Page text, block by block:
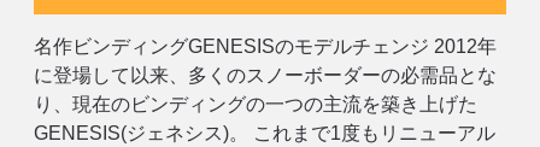
名作ビンディングGENESISのモデルチェンジ 2012年
に登場して以来、多くのスノーボーダーの必需品とな
り、現在のビンディングの一つの主流を築き上げた
GENESIS(ジェネシス)。 これまで1度もリニューアル